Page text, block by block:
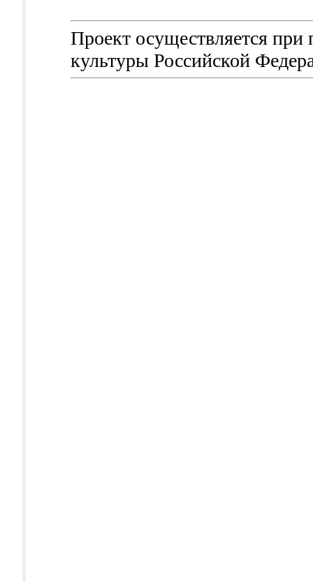
Проект осуществляется
культуры Российской